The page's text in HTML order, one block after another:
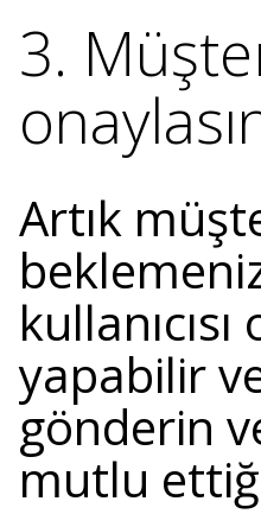
3.
Artık
yapabilir
gönderin
mutlu